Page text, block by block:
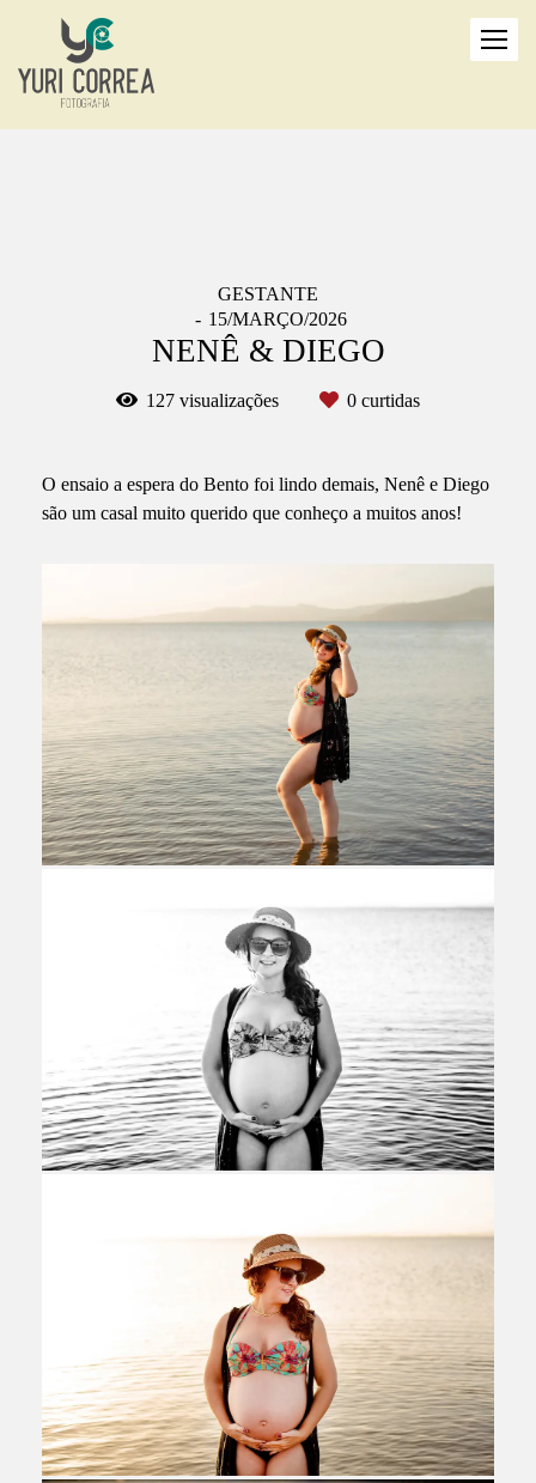
GESTANTE
15/MARÇO/2026
NENÊ & DIEGO
127 visualizações 0 curtidas
O ensaio a espera do Bento foi lindo demais, Nenê e Diego
são um casal muito querido que conheço a muitos anos!